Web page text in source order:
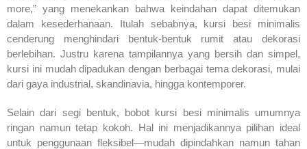
more,” yang menekankan bahwa keindahan dapat ditemukan
dalam kesederhanaan. Itulah sebabnya, kursi besi minimalis
cenderung menghindari bentuk-bentuk rumit atau dekorasi
berlebihan. Justru karena tampilannya yang bersih dan simpel,
kursi ini mudah dipadukan dengan berbagai tema dekorasi, mulai
dari gaya industrial, skandinavia, hingga kontemporer.
Selain dari segi bentuk, bobot kursi besi minimalis umumnya
ringan namun tetap kokoh. Hal ini menjadikannya pilihan ideal
untuk penggunaan fleksibel—mudah dipindahkan namun tahan